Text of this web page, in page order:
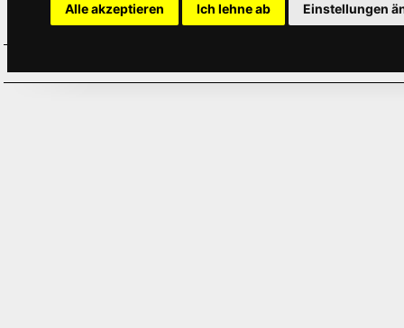
Alle akzeptieren Ich lehne ab Einstellungen